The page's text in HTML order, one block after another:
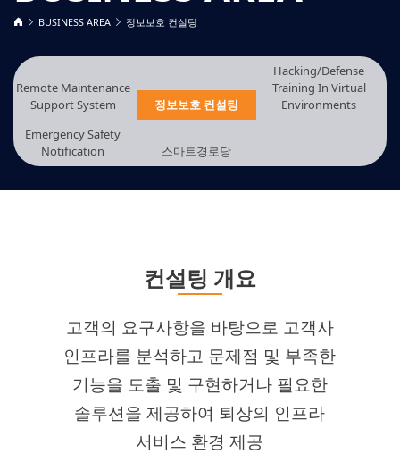
BUSINESS AREA 정보보호 컨설팅
Remote Maintenance
Support System
정보보호 컨설팅
Hacking/Defense
Training In Virtual
Environments
Emergency Safety
Notification
스마트경로당
컨설팅 개요
고객의 요구사항을 바탕으로 고객사
인프라를 분석하고 문제점 및 부족한
기능을 도출 및 구현하거나 필요한
솔루션을 제공하여 퇴상의 인프라
서비스 환경 제공